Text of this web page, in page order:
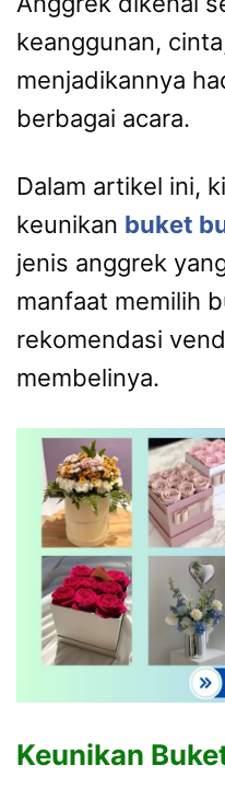
keanggunan,
menjadikannya
berbagai acara.
Dalam artikel ini,
keunikan buket
jenis anggrek
manfaat memilih
rekomendasi
membelinya.
Keunikan